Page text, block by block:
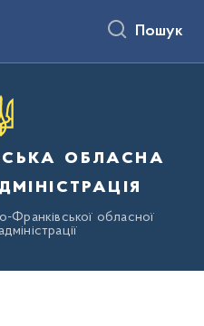
Пошук
обласна
Франківської обласної